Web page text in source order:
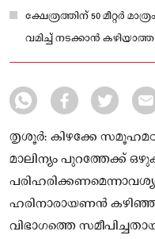
ക്ഷേത്രത്തിന് 50 മീറ്റർ
വമിച്ച് നടക്കാൻ
തൃശൂർ: കിഴക്കേ
മാലിന്യം പുറത്തേക്ക്
ഹരിനാരായണൻ
വിഭാഗത്തെ